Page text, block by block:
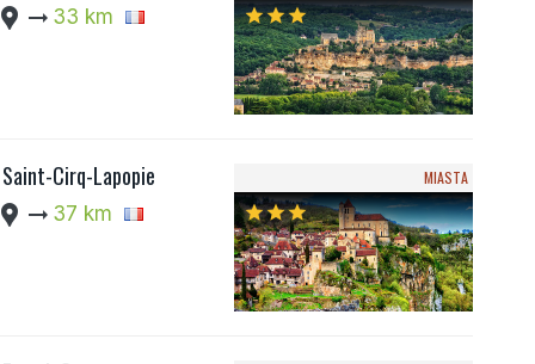
location_pin arrow_right_alt 33 km starstarstar
Saint-Cirq-Lapopie
location_pin arrow_right_alt 37 km
MIASTA
starstarstar